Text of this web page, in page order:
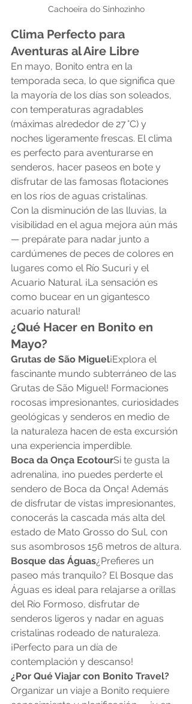
Cachoeira do Sinhozinho
Clima Perfecto para
Aventuras al Aire Libre
En mayo, Bonito entra en la
temporada seca, lo que significa que
la mayoría de los días son soleados,
con temperaturas agradables
(máximas alrededor de 27 °C) y
noches ligeramente frescas. El clima
es perfecto para aventurarse en
senderos, hacer paseos en bote y
disfrutar de las famosas flotaciones
en los ríos de aguas cristalinas.
Con la disminución de las lluvias, la
visibilidad en el agua mejora aún más
— prepárate para nadar junto a
cardúmenes de peces de colores en
lugares como el Río Sucuri y el
Acuario Natural. ¡La sensación es
como bucear en un gigantesco
acuario natural!
¿Qué Hacer en Bonito en
Mayo?
Grutas de São Miguel¡Explora el
fascinante mundo subterráneo de las
Grutas de São Miguel! Formaciones
rocosas impresionantes, curiosidades
geológicas y senderos en medio de
la naturaleza hacen de esta excursión
una experiencia imperdible.
Boca da Onça EcotourSi te gusta la
adrenalina, ¡no puedes perderte el
sendero de Boca da Onça! Además
de disfrutar de vistas impresionantes,
conocerás la cascada más alta del
estado de Mato Grosso do Sul, con
sus asombrosos 156 metros de altura.
Bosque das Águas¿Prefieres un
paseo más tranquilo? El Bosque das
Águas es ideal para relajarse a orillas
del Río Formoso, disfrutar de
senderos ligeros y nadar en aguas
cristalinas rodeado de naturaleza.
¡Perfecto para un día de
contemplación y descanso!
¿Por Qué Viajar con Bonito Travel?
Organizar un viaje a Bonito requiere